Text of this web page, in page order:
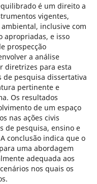
é um direito a
vigentes,
inclusive com
apropriadas, e isso
prospecção
a análise
diretrizes para esta
de pesquisa dissertativa
pertinente e
Os resultados
de um espaço
nas ações civis
de pesquisa, ensino e
conclusão indica que o
uma abordagem
adequada aos
nos quais os